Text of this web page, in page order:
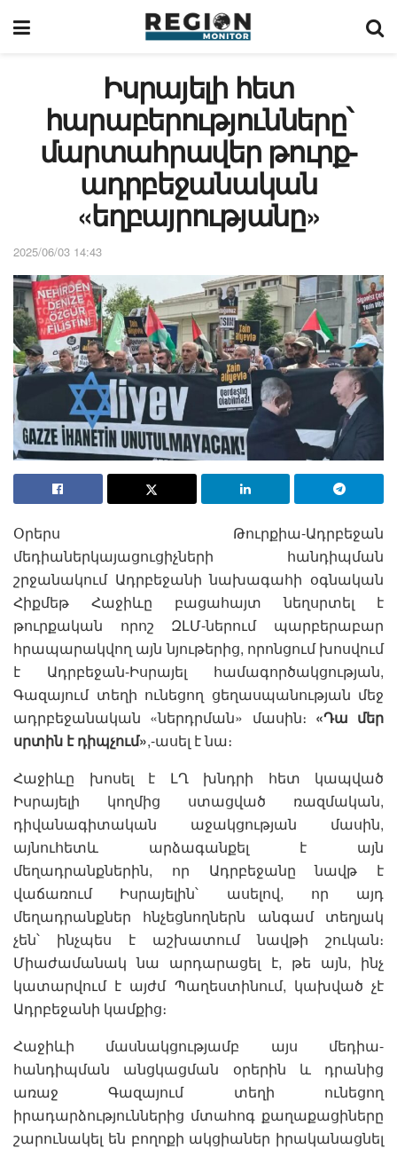
Իսրայելի հետ
հարաբերությունները՝
մարտահրավեր թուրք-
ադրբեջանական
«եղբայրությանը»
2025/06/03 14:43
Օրերս Թուրքիա-Ադրբեջան
մեդիաներկայացուցիչների հանդիպման
շրջանակում Ադրբեջանի նախագահի օգնական
Հիքմեթ Հաջիևը բացահայտ նեղսրտել է
թուրքական որոշ ԶԼՄ-ներում պարբերաբար
հրապարակվող այն նյութերից, որոնցում խոսվում
է Ադրբեջան-Իսրայել համագործակցության,
Գազայում տեղի ունեցող ցեղասպանության մեջ
ադրբեջանական «ներդրման» մասին։ «Դա մեր
սրտին է դիպչում»,-ասել է նա։
Հաջիևը խոսել է ԼՂ խնդրի հետ կապված
Իսրայելի կողմից ստացված ռազմական,
դիվանագիտական աջակցության մասին,
այնուհետև արձագանքել է այն
մեղադրանքներին, որ Ադրբեջանը նավթ է
վաճառում Իսրայելին՝ ասելով, որ այդ
մեղադրանքներ հնչեցնողներն անգամ տեղյակ
չեն՝ ինչպես է աշխատում նավթի շուկան։
Միաժամանակ նա արդարացել է, թե այն, ինչ
կատարվում է այժմ Պաղեստինում, կախված չէ
Ադրբեջանի կամքից։
Հաջիևի մասնակցությամբ այս մեդիա-
հանդիպման անցկացման օրերին և դրանից
առաջ Գազայում տեղի ունեցող
իրադարձություններից մտահոգ քաղաքացիները
շարունակել են բողոքի ակցիաներ իրականացնել